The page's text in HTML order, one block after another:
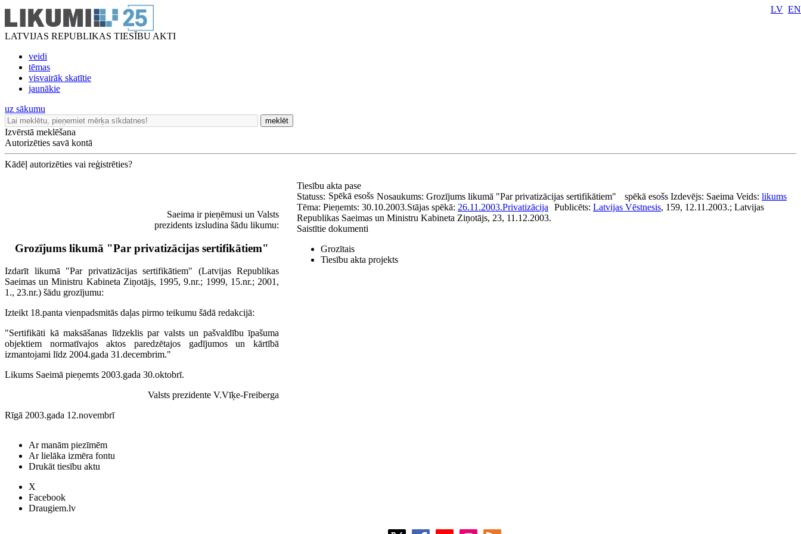
LATVIJAS REPUBLIKAS TIESĪBU AKTI
veidi
tēmas
visvairāk skatītie
jaunākie
LV EN
uz sākumu
meklēt
Izvērstā meklēšana
Autorizēties savā kontā
Kādēļ autorizēties vai reģistrēties?
Saeima ir pieņēmusi un Valsts
prezidents izsludina šādu likumu:
Grozījums likumā "Par privatizācijas sertifikātiem"
Izdarīt likumā "Par privatizācijas sertifikātiem" (Latvijas Republikas
Saeimas un Ministru Kabineta Ziņotājs, 1995, 9.nr.; 1999, 15.nr.; 2001,
1., 23.nr.) šādu grozījumu:
Izteikt 18.panta vienpadsmitās daļas pirmo teikumu šādā redakcijā:
"Sertifikāti kā maksāšanas līdzeklis par valsts un pašvaldību īpašuma
objektiem normatīvajos aktos paredzētajos gadījumos un kārtībā
izmantojami līdz 2004.gada 31.decembrim."
Likums Saeimā pieņemts 2003.gada 30.oktobrī.
Valsts prezidente V.Vīķe-Freiberga
Rīgā 2003.gada 12.novembrī
Tiesību akta pase
Nosaukums: Grozījums likumā "Par privatizācijas sertifikātiem"
Statuss: Spēkā esošs spēkā esošs Izdevējs: Saeima Veids: likums
Pieņemts: 30.10.2003.Stājas spēkā: 26.11.2003.
Tēma: Privatizācija Publicēts: Latvijas Vēstnesis, 159, 12.11.2003.; Latvijas
Republikas Saeimas un Ministru Kabineta Ziņotājs, 23, 11.12.2003.
Saistītie dokumenti
Grozītais
Tiesību akta projekts
Ar manām piezīmēm
Ar lielāka izmēra fontu
Drukāt tiesību aktu
X
Facebook
Draugiem.lv